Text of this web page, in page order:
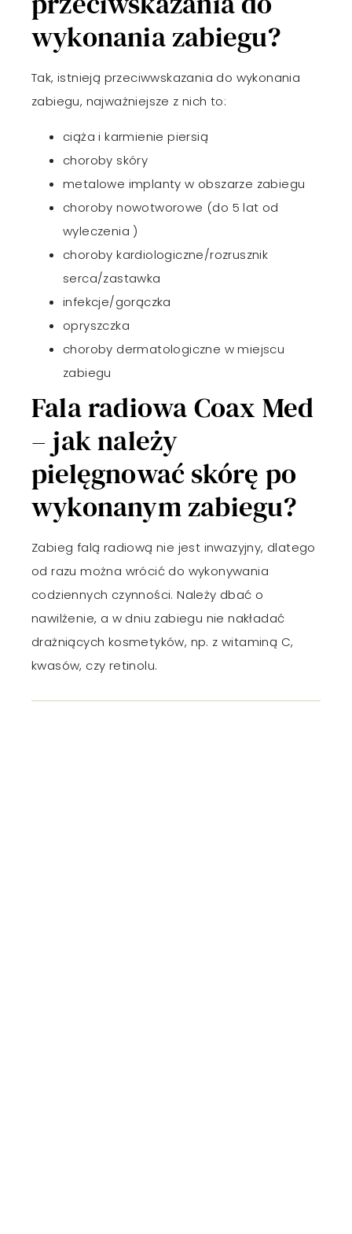
wykonania zabiegu?
Tak, istnieją przeciwwskazania do wykonania
zabiegu, najważniejsze z nich to:
ciąża i karmienie piersią
choroby skóry
metalowe implanty w obszarze zabiegu
choroby nowotworowe (do 5 lat od
wyleczenia )
choroby kardiologiczne/rozrusznik
serca/zastawka
infekcje/gorączka
opryszczka
choroby dermatologiczne w miejscu
zabiegu
Fala radiowa Coax Med
– jak należy
pielęgnować skórę po
wykonanym zabiegu?
Zabieg falą radiową nie jest inwazyjny, dlatego
od razu można wrócić do wykonywania
codziennych czynności. Należy dbać o
nawilżenie, a w dniu zabiegu nie nakładać
drażniących kosmetyków, np. z witaminą C,
kwasów, czy retinolu.